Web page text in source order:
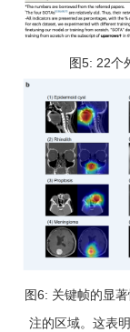
图5: 22个
图6: 关键帧的显
注的区域。这表